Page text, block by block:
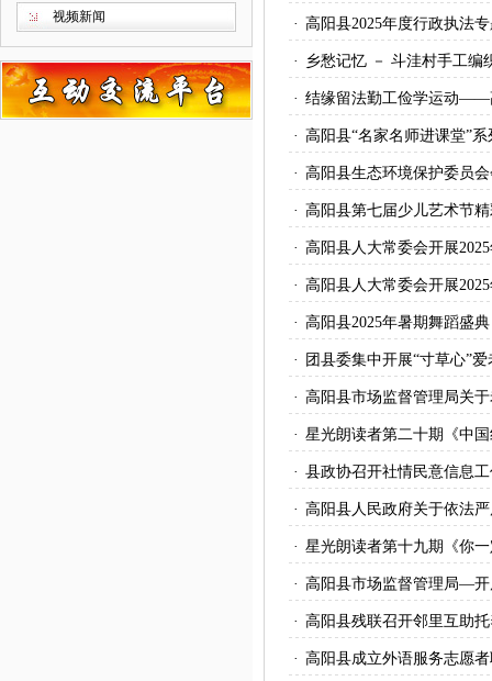
视频新闻 · 高阳县2025年度行政执法
· 乡愁记忆 － 斗洼村手工编
· 结缘留法勤工俭学运动——
· 高阳县“名家名师进课堂”
· 高阳县生态环境保护委员
· 高阳县第七届少儿艺术节
· 高阳县人大常委会开展
· 高阳县人大常委会开展
· 高阳县2025年暑期舞蹈盛
· 团县委集中开展“寸草心”
· 高阳县市场监督管理局关
· 星光朗读者第二十期《中
· 县政协召开社情民意信息
· 高阳县人民政府关于依法
· 星光朗读者第十九期《你
· 高阳县市场监督管理局—开
· 高阳县残联召开邻里互助
· 高阳县成立外语服务志愿